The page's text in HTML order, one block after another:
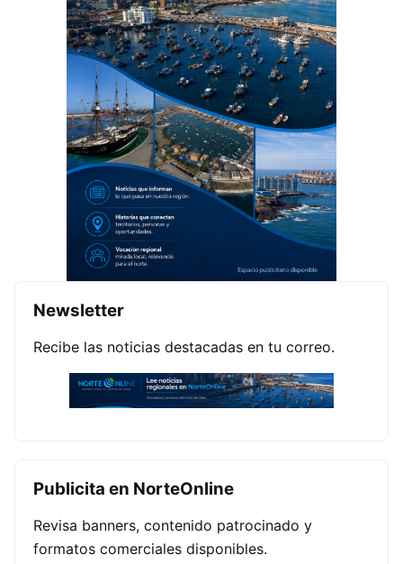
Newsletter
Recibe las noticias destacadas en tu correo.
Publicita en NorteOnline
Revisa banners, contenido patrocinado y
formatos comerciales disponibles.